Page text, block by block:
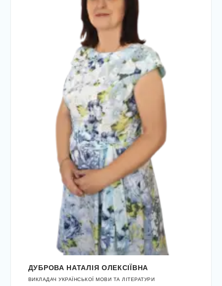
ДУБРОВА НАТАЛІЯ ОЛЕКСІЇВНА
ВИКЛАДАЧ УКРАЇНСЬКОЇ МОВИ ТА ЛІТЕРАТУРИ